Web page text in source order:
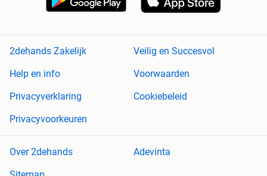
2dehands Zakelijk
Veilig en Succesvol
Help en info
Voorwaarden
Privacyverklaring
Cookiebeleid
Privacyvoorkeuren
Over 2dehands
Adevinta